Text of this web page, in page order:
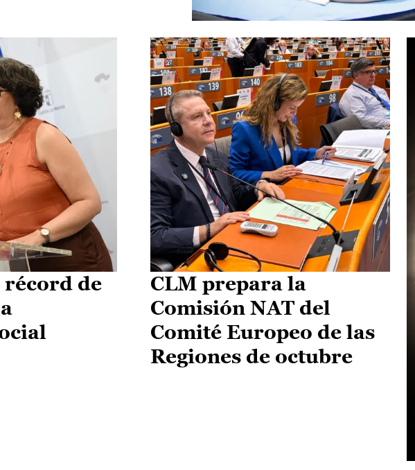
récord de
CLM prepara la
Comisión NAT del
Comité Europeo de las
Regiones de octubre